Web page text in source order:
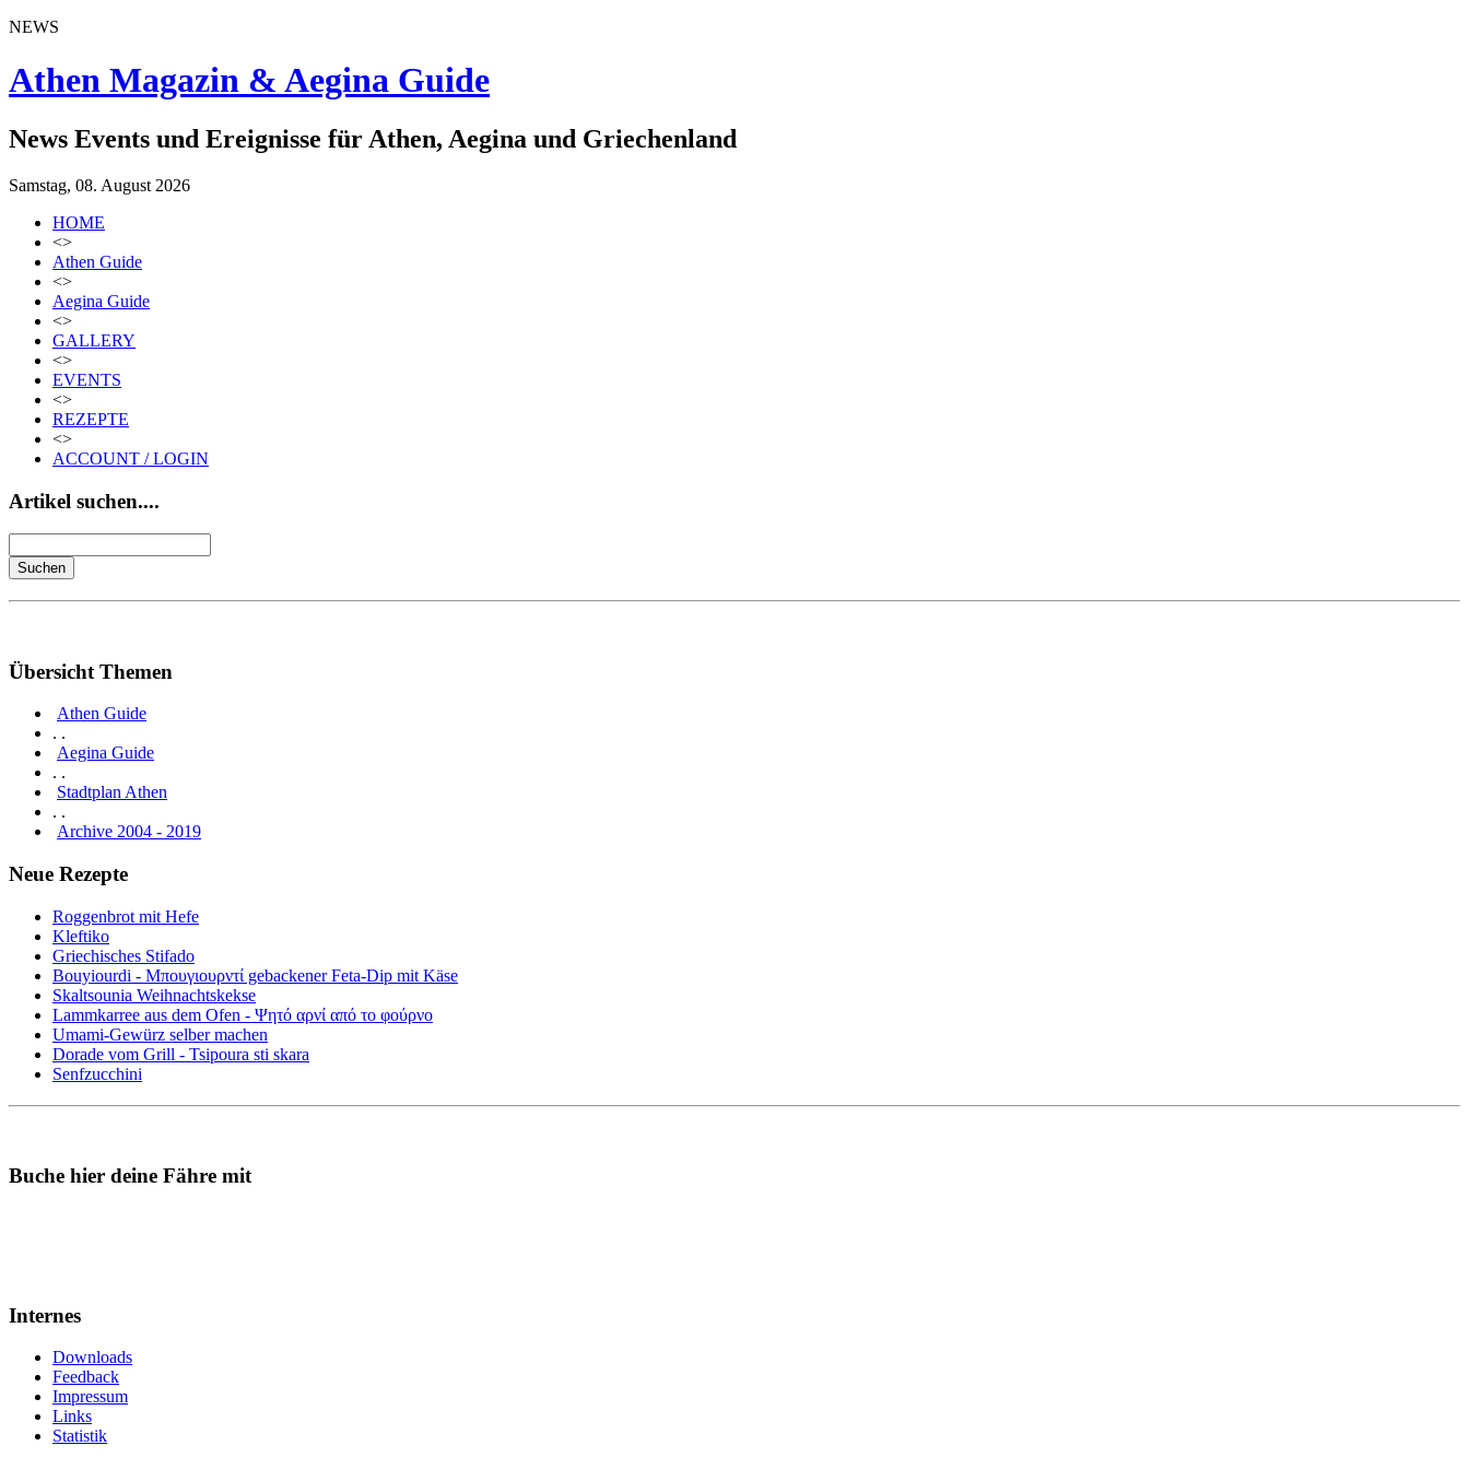
NEWS
Athen Magazin & Aegina Guide
News Events und Ereignisse für Athen, Aegina und Griechenland
Samstag, 08. August 2026
HOME
<>
Athen Guide
<>
Aegina Guide
<>
GALLERY
<>
EVENTS
<>
REZEPTE
<>
ACCOUNT / LOGIN
Artikel suchen....
Übersicht Themen
Athen Guide
. .
Aegina Guide
. .
Stadtplan Athen
. .
Archive 2004 - 2019
Neue Rezepte
Roggenbrot mit Hefe
Kleftiko
Griechisches Stifado
Bouyiourdi - Μπουγιουρντί gebackener Feta-Dip mit Käse
Skaltsounia Weihnachtskekse
Lammkarree aus dem Ofen - Ψητό αρνί από το φούρνο
Umami-Gewürz selber machen
Dorade vom Grill - Tsipoura sti skara
Senfzucchini
Buche hier deine Fähre mit
Internes
Downloads
Feedback
Impressum
Links
Statistik